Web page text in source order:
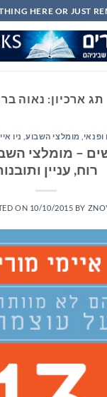
HERE OR JUST
תג ארכיון: נאוה
ופנאי מומלצי השבוע, ניו
רוח, עניין
ON 10/10/2015 BY